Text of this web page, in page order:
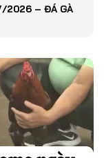
2026 – ĐÁ GÀ